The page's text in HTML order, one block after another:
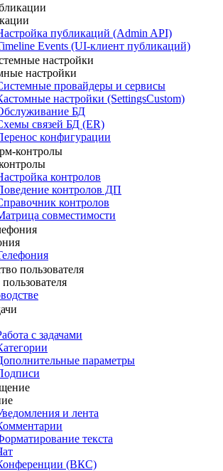
публикаций (Admin API)
Events (UI-клиент публикаций)
настройки
настройки
провайдеры и сервисы
настройки (SettingsCustom)
БД
связей БД (ER)
конфигурации
контролы
контролов
контролов ДП
контролов
совместимости
пользователя
с задачами
параметры
и лента
текста
(ВКС)